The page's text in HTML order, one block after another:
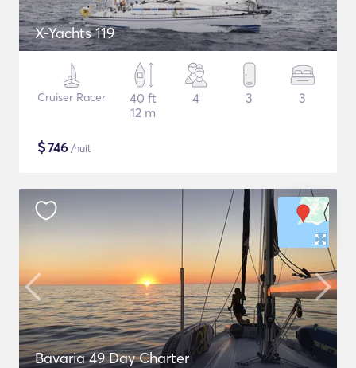
X-Yachts 119
Cruiser Racer
40 ft
12 m
4 3 3
$746 /nuit
Bavaria 49 Day Charter